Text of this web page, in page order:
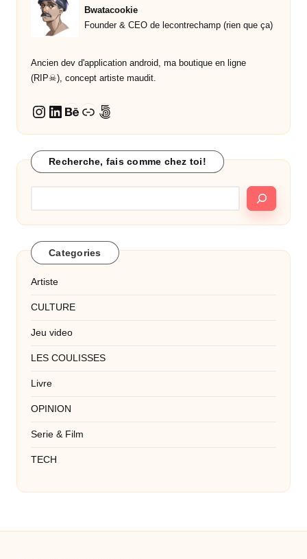
Bwatacookie
Founder & CEO de lecontrechamp (rien que ça)
Ancien dev d'application android, ma boutique en ligne
(RIP☠︎︎), concept artiste maudit.
Instagram
LinkedIn
Behance
Lien500px
Recherche, fais comme chez toi!
Categories
Artiste
CULTURE
Jeu video
LES COULISSES
Livre
OPINION
Serie & Film
TECH